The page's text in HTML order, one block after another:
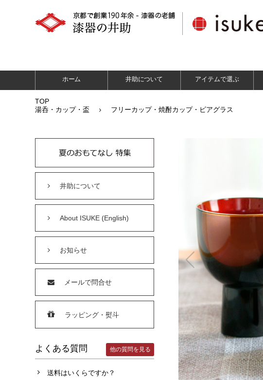
ホーム 井助について アイテムで選ぶ
TOP
湯呑・カップ・盃
フリーカップ・焼酎カップ・ビアグラス
井助について
About ISUKE (English)
お知らせ
メールで問合せ
ラッピング・熨斗
よくある質問 他の質問を見る
送料はいくらですか？